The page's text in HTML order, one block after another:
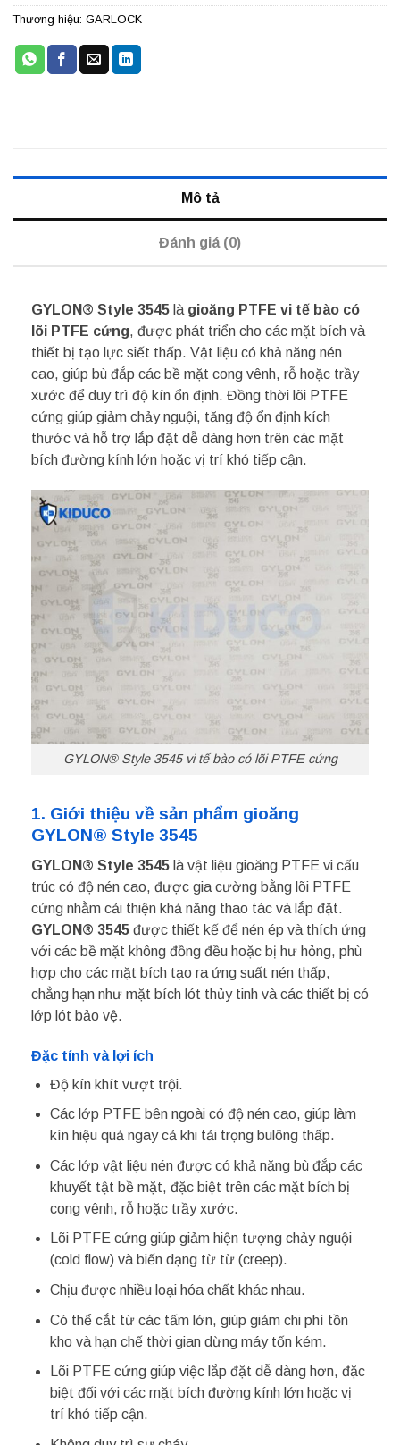
Thương hiệu: GARLOCK
Mô tả
Đánh giá (0)
GYLON® Style 3545 là gioăng PTFE vi tế bào có
lõi PTFE cứng, được phát triển cho các mặt bích và
thiết bị tạo lực siết thấp. Vật liệu có khả năng nén
cao, giúp bù đắp các bề mặt cong vênh, rỗ hoặc trầy
xước để duy trì độ kín ổn định. Đồng thời lõi PTFE
cứng giúp giảm chảy nguội, tăng độ ổn định kích
thước và hỗ trợ lắp đặt dễ dàng hơn trên các mặt
bích đường kính lớn hoặc vị trí khó tiếp cận.
GYLON® Style 3545 vi tế bào có lõi PTFE cứng
1. Giới thiệu về sản phẩm gioăng
GYLON® Style 3545
GYLON® Style 3545 là vật liệu gioăng PTFE vi cấu
trúc có độ nén cao, được gia cường bằng lõi PTFE
cứng nhằm cải thiện khả năng thao tác và lắp đặt.
GYLON® 3545 được thiết kế để nén ép và thích ứng
với các bề mặt không đồng đều hoặc bị hư hỏng, phù
hợp cho các mặt bích tạo ra ứng suất nén thấp,
chẳng hạn như mặt bích lót thủy tinh và các thiết bị có
lớp lót bảo vệ.
Đặc tính và lợi ích
Độ kín khít vượt trội.
Các lớp PTFE bên ngoài có độ nén cao, giúp làm
kín hiệu quả ngay cả khi tải trọng bulông thấp.
Các lớp vật liệu nén được có khả năng bù đắp các
khuyết tật bề mặt, đặc biệt trên các mặt bích bị
cong vênh, rỗ hoặc trầy xước.
Lõi PTFE cứng giúp giảm hiện tượng chảy nguội
(cold flow) và biến dạng từ từ (creep).
Chịu được nhiều loại hóa chất khác nhau.
Có thể cắt từ các tấm lớn, giúp giảm chi phí tồn
kho và hạn chế thời gian dừng máy tốn kém.
Lõi PTFE cứng giúp việc lắp đặt dễ dàng hơn, đặc
biệt đối với các mặt bích đường kính lớn hoặc vị
trí khó tiếp cận.